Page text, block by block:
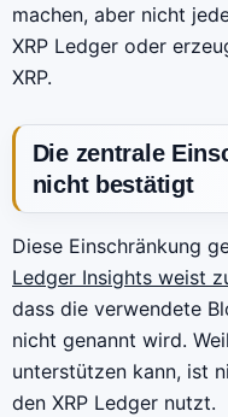
machen, aber nicht
XRP Ledger oder
XRP.
Die zentrale
nicht bestätigt
Diese Einschränkung
Ledger Insights weist
dass die verwendete
nicht genannt wird.
unterstützen kann, ist
den XRP Ledger nutzt.